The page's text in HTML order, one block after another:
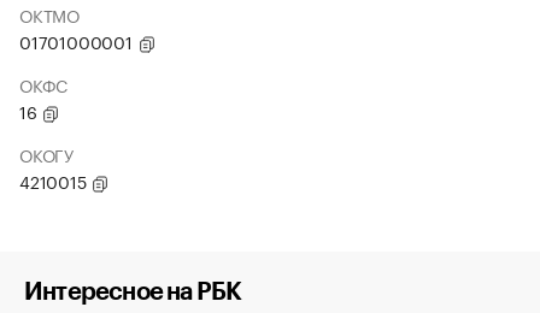
ОКТМО
01701000001
ОКФС
16
ОКОГУ
4210015
Интересное на РБК